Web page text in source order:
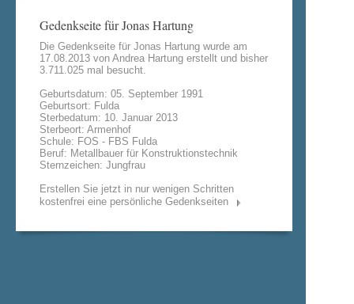
Gedenkseite für Jonas Hartung
Die Gedenkseite für Jonas Hartung wurde am
17.08.2013 von Andrea Hartung erstellt und bisher
3.711.025 mal besucht.
Geburtsdatum: 05. September 1991
Geburtsort: Fulda
Sterbedatum: 10. Januar 2013
Sterbeort: Armenhof
Schule: FOS - FBS Fulda
Beruf: Metallbauer für Konstruktionstechnik
Sternzeichen: Jungfrau
Erstellen Sie jetzt in nur wenigen Schritten
kostenfrei eine persönliche Gedenkseiten